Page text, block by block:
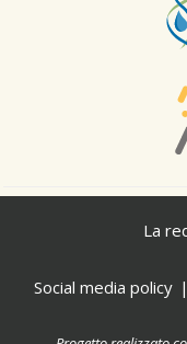
La
Social media policy